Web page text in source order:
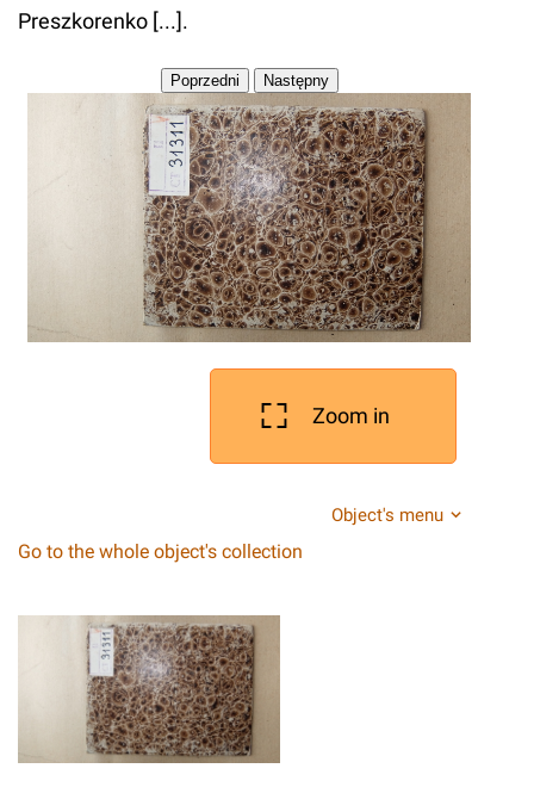
Preszkorenko [...].
Zoom in
Object's menu
Go to the whole object's collection